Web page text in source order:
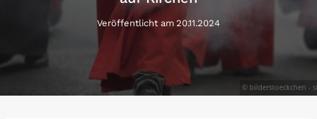
Veröffentlicht am 20.11.2024